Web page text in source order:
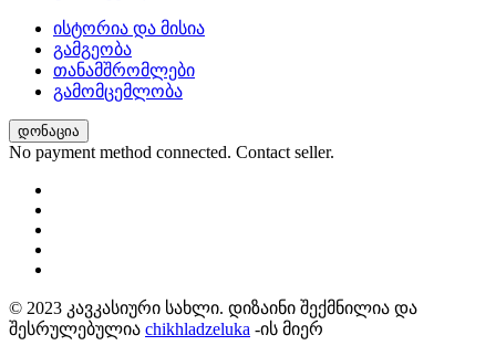
ისტორია და მისია
გამგეობა
თანამშრომლები
გამომცემლობა
დონაცია
No payment method connected. Contact seller.
© 2023 კავკასიური სახლი. დიზაინი შექმნილია და
შესრულებულია chikhladzeluka -ის მიერ